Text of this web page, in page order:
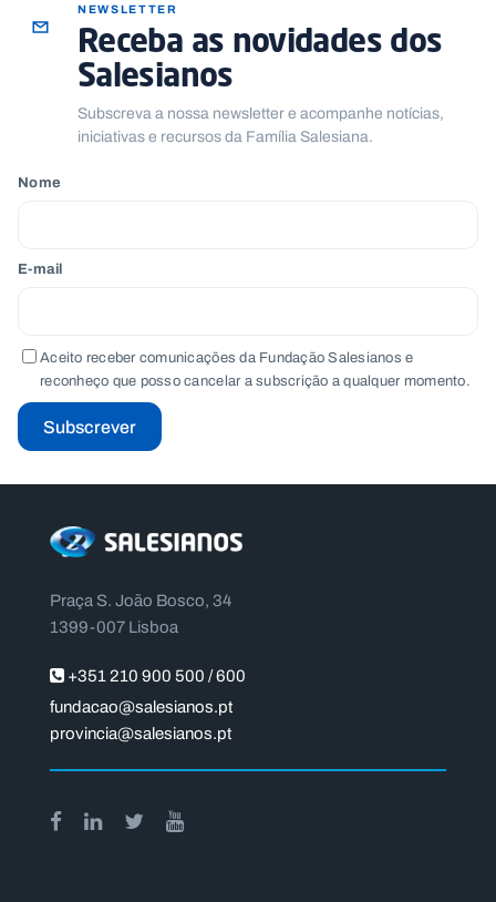
NEWSLETTER
Receba as novidades dos
Salesianos
Subscreva a nossa newsletter e acompanhe notícias,
iniciativas e recursos da Família Salesiana.
Nome
E-mail
Aceito receber comunicações da Fundação Salesianos e
reconheço que posso cancelar a subscrição a qualquer momento.
Subscrever
Praça S. João Bosco, 34
1399-007 Lisboa
+351 210 900 500 / 600
fundacao@salesianos.pt
provincia@salesianos.pt